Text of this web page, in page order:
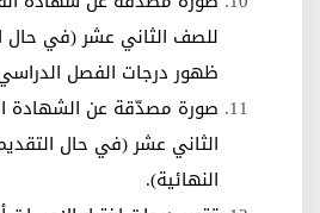
للصف الثاني عشر (في حال
ظهور درجات الفصل
صورة مصدّقة عن الشهادة
الثاني عشر (في حال
النهائية).